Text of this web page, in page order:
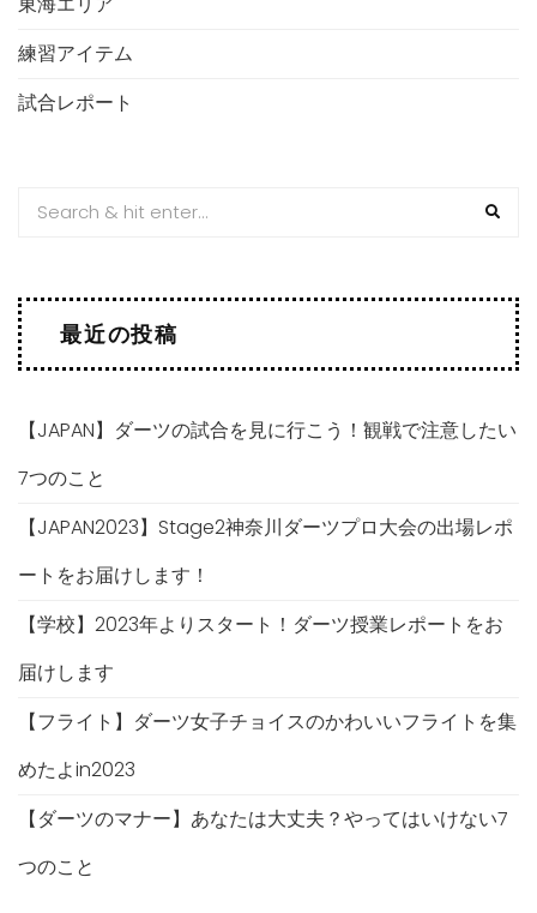
練習アイテム
試合レポート
最近の投稿
【JAPAN】ダーツの試合を見に行こう！観戦で注意したい
7つのこと
【JAPAN2023】Stage2神奈川ダーツプロ大会の出場レポ
ートをお届けします！
【学校】2023年よりスタート！ダーツ授業レポートをお
届けします
【フライト】ダーツ女子チョイスのかわいいフライトを集
めたよin2023
【ダーツのマナー】あなたは大丈夫？やってはいけない7
つのこと